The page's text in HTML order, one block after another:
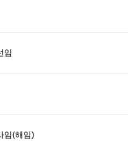
임
임(해임)